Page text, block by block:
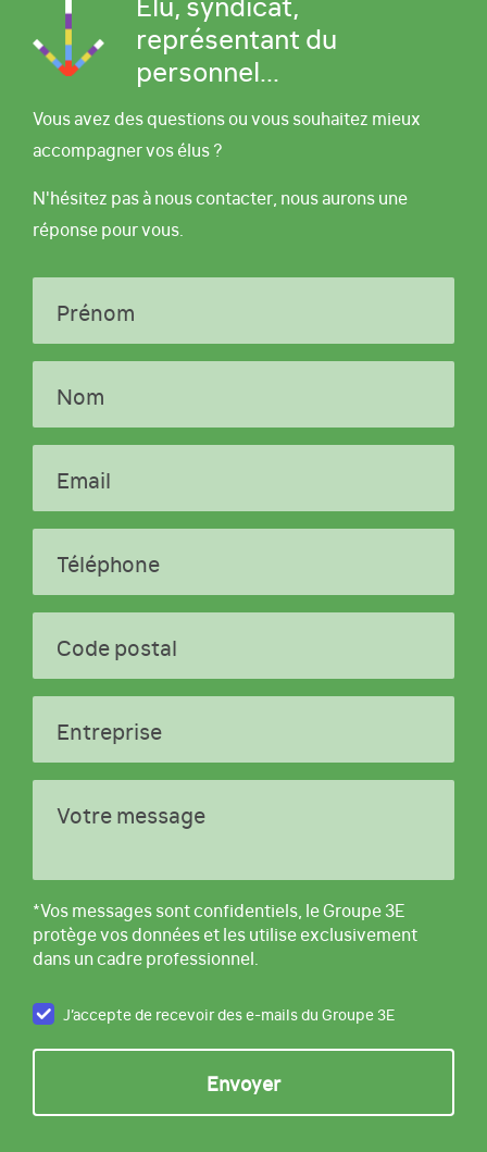
représentant du
personnel...
Vous avez des questions ou vous souhaitez mieux
accompagner vos élus ?
N'hésitez pas à nous contacter, nous aurons une
réponse pour vous.
Prénom
Nom
Email
Téléphone
Code postal
Entreprise
Votre message
*Vos messages sont confidentiels, le Groupe 3E
protège vos données et les utilise exclusivement
dans un cadre professionnel.
J’accepte de recevoir des e-mails du Groupe 3E